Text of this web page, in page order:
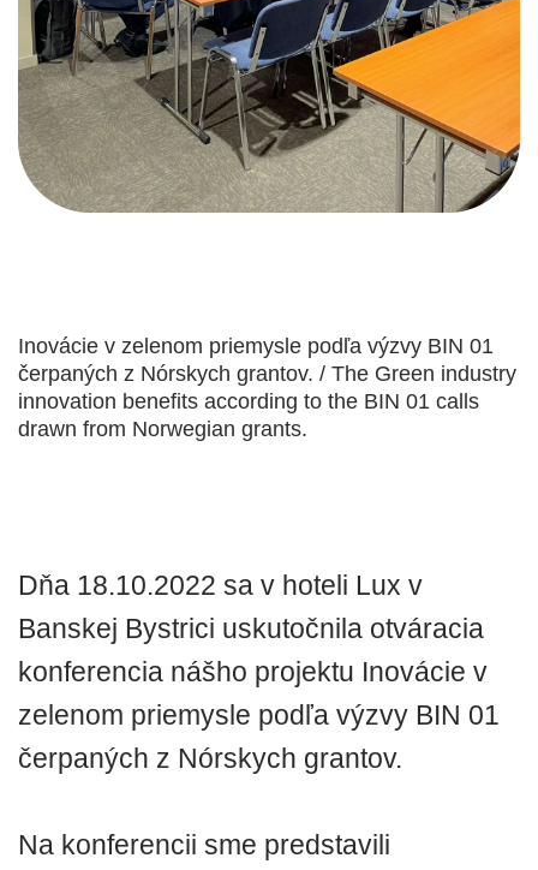
Inovácie v zelenom priemysle podľa výzvy BIN 01
čerpaných z Nórskych grantov. / The Green industry
innovation benefits according to the BIN 01 calls
drawn from Norwegian grants.
Dňa 18.10.2022 sa v hoteli Lux v
Banskej Bystrici uskutočnila otváracia
konferencia nášho projektu Inovácie v
zelenom priemysle podľa výzvy BIN 01
čerpaných z Nórskych grantov.
Na konferencii sme predstavili